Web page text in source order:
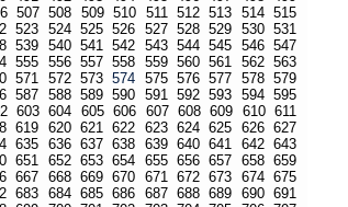
507 508 509 510 511 512 513 514 515
523 524 525 526 527 528 529 530 531
539 540 541 542 543 544 545 546 547
555 556 557 558 559 560 561 562 563
571 572 573 574 575 576 577 578 579
587 588 589 590 591 592 593 594 595
603 604 605 606 607 608 609 610 611
619 620 621 622 623 624 625 626 627
635 636 637 638 639 640 641 642 643
651 652 653 654 655 656 657 658 659
667 668 669 670 671 672 673 674 675
683 684 685 686 687 688 689 690 691